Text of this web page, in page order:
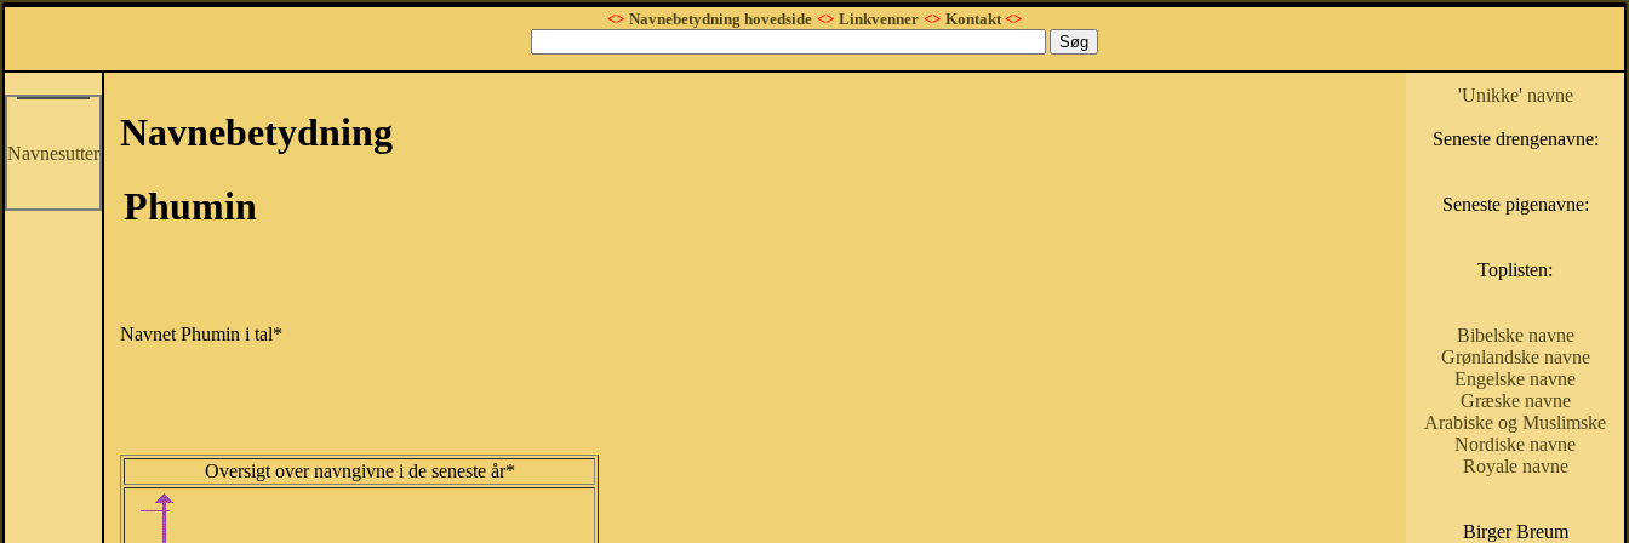
<> Navnebetydning hovedside <> Linkvenner <> Kontakt<>
Navnesutter
Navnebetydning
Phumin
Navnet Phumin i tal*
Oversigt over navngivne i de seneste år*
'Unikke' navne
Seneste drengenavne:
Seneste pigenavne:
Toplisten:
Bibelske navne
Grønlandske navne
Engelske navne
Græske navne
Arabiske og Muslimske
Nordiske navne
Royale navne
Birger Breum